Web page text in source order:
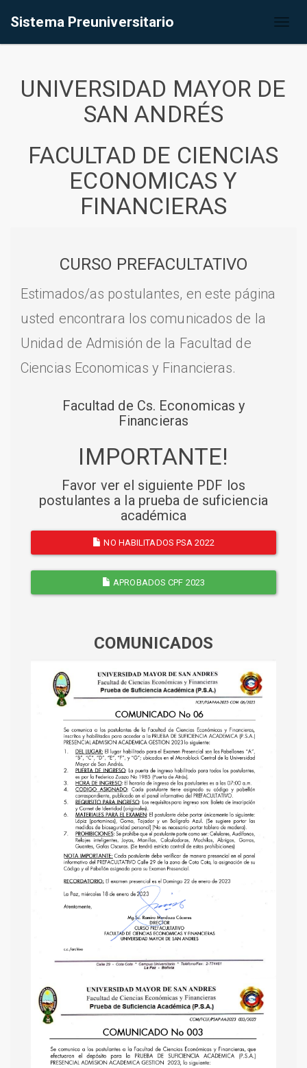
Sistema Preuniversitario
UNIVERSIDAD MAYOR DE
SAN ANDRÉS
FACULTAD DE CIENCIAS
ECONOMICAS Y
FINANCIERAS
CURSO PREFACULTATIVO
Estimados/as postulantes, en este página
usted encontrara los comunicados de la
Unidad de Admisión de la Facultad de
Ciencias Economicas y Financieras.
Facultad de Cs. Economicas y
Financieras
IMPORTANTE!
Favor ver el siguiente PDF los
postulantes a la prueba de suficiencia
académica
NO HABILITADOS PSA 2022
APROBADOS CPF 2023
COMUNICADOS